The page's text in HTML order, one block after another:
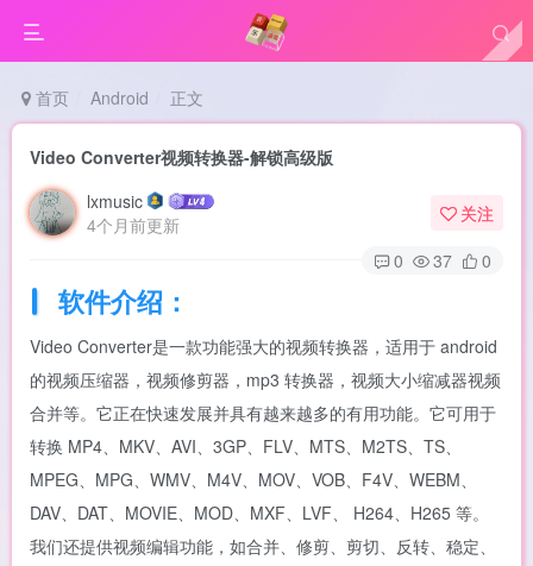
首页 Android 正文
Video Converter视频转换器-解锁高级版
lxmusic
4个月前更新
关注
0
37 0
软件介绍：
Video Converter是一款功能强大的视频转换器，适用于 android
的视频压缩器，视频修剪器，mp3 转换器，视频大小缩减器视频
合并等。它正在快速发展并具有越来越多的有用功能。它可用于
转换 MP4、MKV、AVI、3GP、FLV、MTS、M2TS、TS、
MPEG、MPG、WMV、M4V、MOV、VOB、F4V、WEBM、
DAV、DAT、MOVIE、MOD、MXF、LVF、 H264、H265 等。
我们还提供视频编辑功能，如合并、修剪、剪切、反转、稳定、